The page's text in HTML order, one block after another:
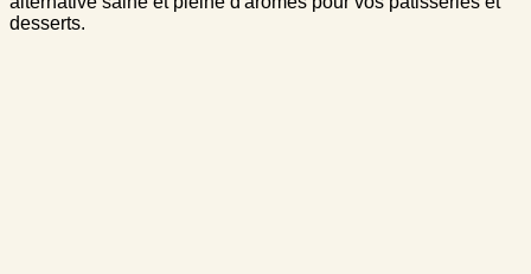
desserts.